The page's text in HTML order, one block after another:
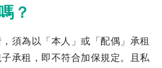
？
須為以「本人」或「配偶」承租
承租，即不符合加保規定。且私